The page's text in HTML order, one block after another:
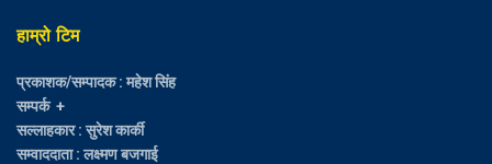
हाम्रो टिम
प्रकाशक/सम्पादक : महेश सिंह
सम्पर्क +
सल्लाहकार : सुरेश कार्की
सम्वाददाता : लक्ष्मण बजगाई